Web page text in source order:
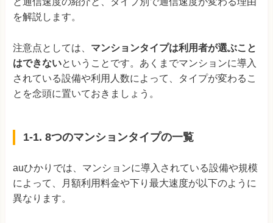
を解説します。
注意点としては、 マンションタイプは利用者が選ぶこと
はできないということです。あくまでマンションに導入
されている設備や利用人数によって、タイプが変わるこ
とを念頭に置いておきましょう。
1-1. 8つのマンションタイプの一覧
auひかりでは、マンションに導入されている設備や規模
によって、月額利用料金や下り最大速度が以下のように
異なります。